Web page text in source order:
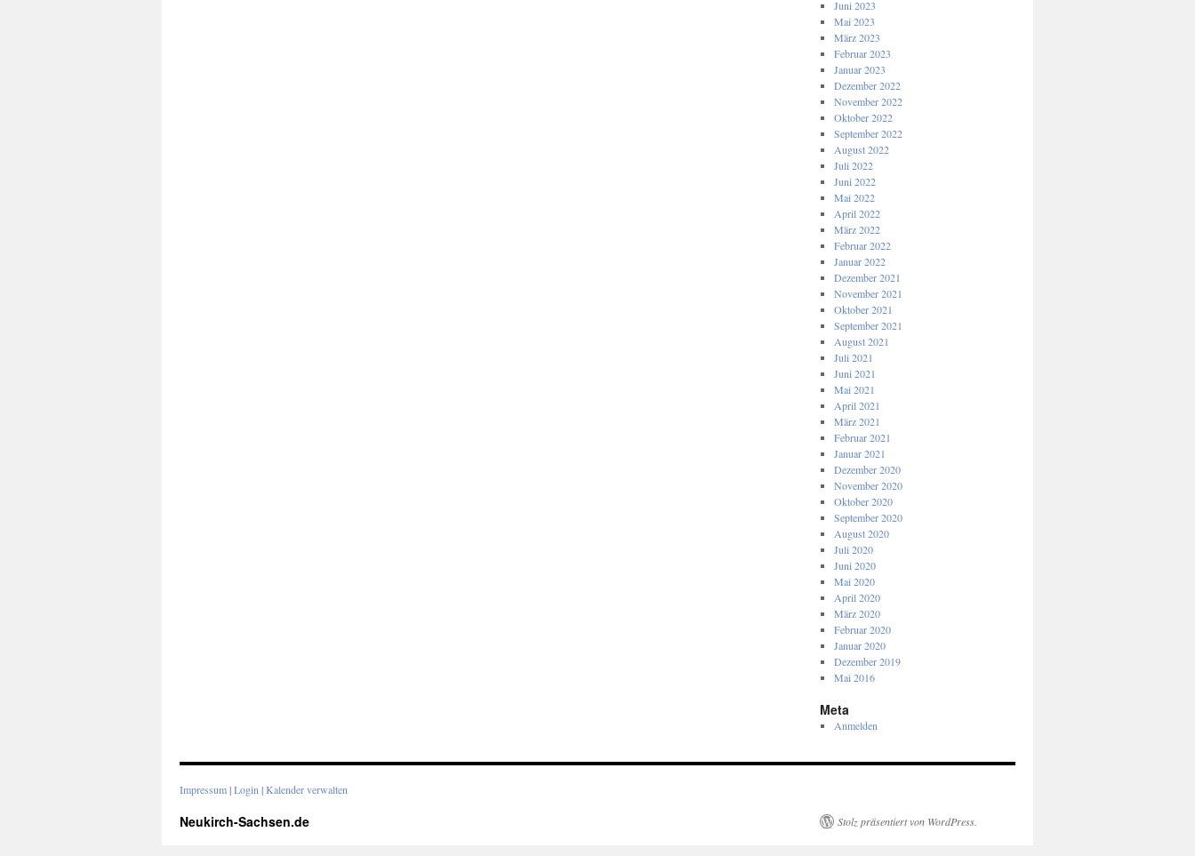
Juni 2023
Mai 2023
März 2023
Februar 2023
Januar 2023
Dezember 2022
November 2022
Oktober 2022
September 2022
August 2022
Juli 2022
Juni 2022
Mai 2022
April 2022
März 2022
Februar 2022
Januar 2022
Dezember 2021
November 2021
Oktober 2021
September 2021
August 2021
Juli 2021
Juni 2021
Mai 2021
April 2021
März 2021
Februar 2021
Januar 2021
Dezember 2020
November 2020
Oktober 2020
September 2020
August 2020
Juli 2020
Juni 2020
Mai 2020
April 2020
März 2020
Februar 2020
Januar 2020
Dezember 2019
Mai 2016
Meta
Anmelden
Impressum|Login |Kalender verwalten
Neukirch-Sachsen.de Stolz präsentiert von WordPress.